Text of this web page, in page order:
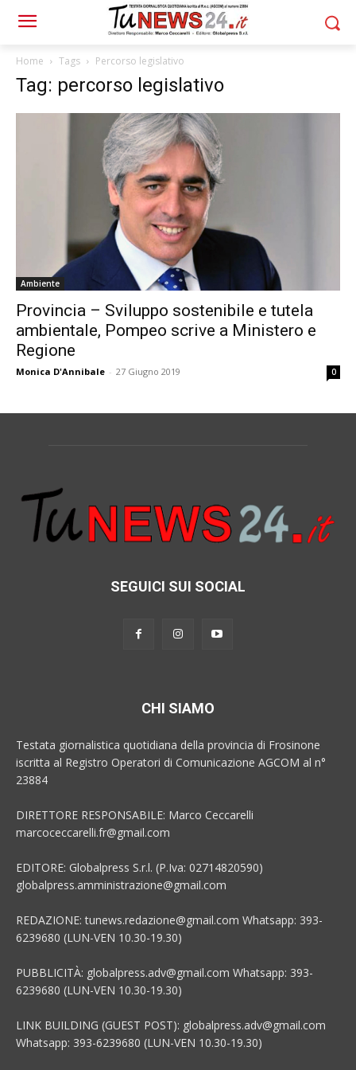
Home Tags Percorso legislativo
Tag: percorso legislativo
Ambiente
Provincia – Sviluppo sostenibile e tutela
ambientale, Pompeo scrive a Ministero e
Regione
Monica D'Annibale - 27 Giugno 2019 0
SEGUICI SUI SOCIAL
CHI SIAMO
Testata giornalistica quotidiana della provincia di Frosinone
iscritta al Registro Operatori di Comunicazione AGCOM al n°
23884
DIRETTORE RESPONSABILE: Marco Ceccarelli
marcoceccarelli.fr@gmail.com
EDITORE: Globalpress S.r.l. (P.Iva: 02714820590)
globalpress.amministrazione@gmail.com
REDAZIONE: tunews.redazione@gmail.com Whatsapp: 393-
6239680 (LUN-VEN 10.30-19.30)
PUBBLICITÀ: globalpress.adv@gmail.com Whatsapp: 393-
6239680 (LUN-VEN 10.30-19.30)
LINK BUILDING (GUEST POST): globalpress.adv@gmail.com
Whatsapp: 393-6239680 (LUN-VEN 10.30-19.30)